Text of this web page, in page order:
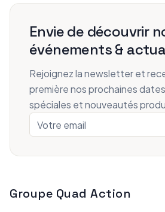
Envie de découvrir
événements &
Rejoignez la newsletter et
première nos prochaines
spéciales et nouveautés
Groupe Quad Action